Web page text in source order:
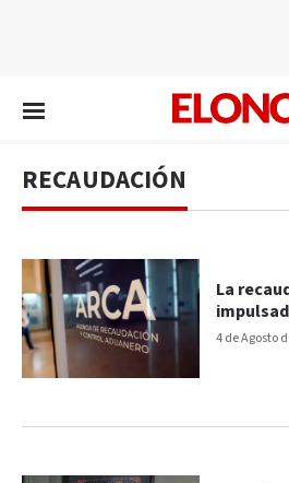
RECAUDACIÓN
4 de Agosto
La